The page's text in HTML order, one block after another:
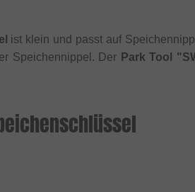
ist klein und passt auf
Speichennippel. Der Park Tool